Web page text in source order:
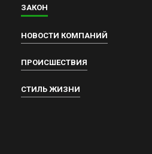
ЗАКОН
НОВОСТИ КОМПАНИЙ
ПРОИСШЕСТВИЯ
СТИЛЬ ЖИЗНИ